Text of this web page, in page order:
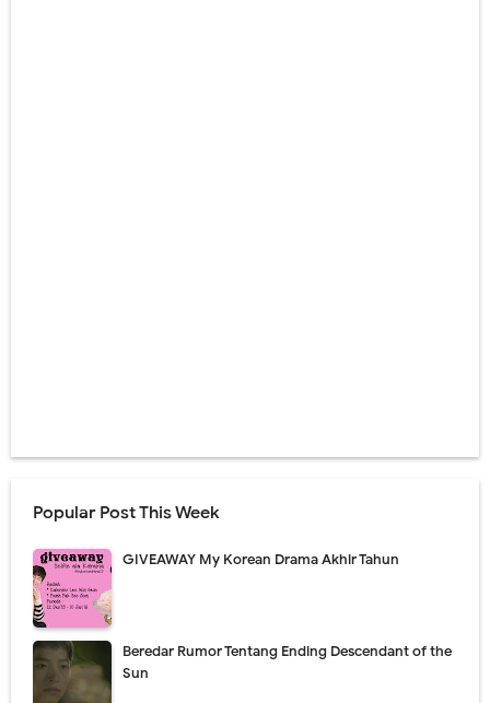
Popular Post This Week
GIVEAWAY My Korean Drama Akhir Tahun
Beredar Rumor Tentang Ending Descendant of the
Sun